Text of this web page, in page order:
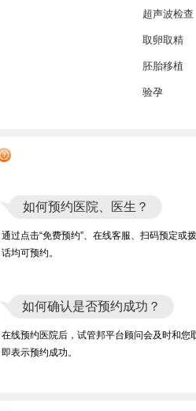
超声波检查
取卵取精
胚胎移植
验孕
如何预约医院、医生？
通过点击“免费预约”、在线客服、扫码预定或
话均可预约。
如何确认是否预约成功？
在线预约医院后，试管邦平台顾问会及时和您
即表示预约成功。